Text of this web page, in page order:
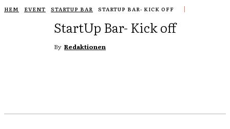
HEM EVENT STARTUP BAR STARTUP BAR- KICK OFF
StartUp Bar- Kick off
By Redaktionen